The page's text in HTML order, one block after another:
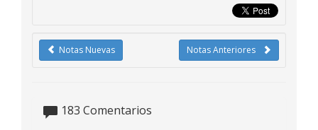
Notas Anteriores
Notas Nuevas
183 Comentarios